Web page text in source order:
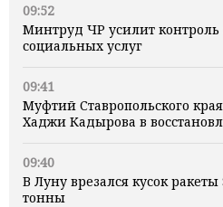
09:52
Минтруд ЧР усилит контроль
социальных услуг
09:41
Муфтий Ставропольского
Хаджи Кадырова в
09:40
В Луну врезался кусок
тонны